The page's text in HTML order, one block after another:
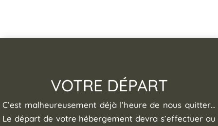
VOTRE DÉPART
C’est malheureusement déjà l’heure de nous quitter…
Le départ de votre hébergement devra s’effectuer au